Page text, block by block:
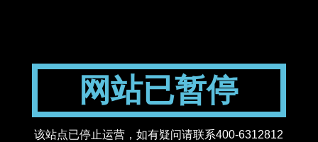
网站已暂停
该站点已停止运营，如有疑问请联系400-6312812